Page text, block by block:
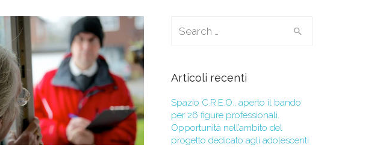
Articoli recenti
Spazio C.R.E.O., aperto il bando
per 26 figure professionali.
Opportunità nell’ambito del
progetto dedicato agli adolescenti